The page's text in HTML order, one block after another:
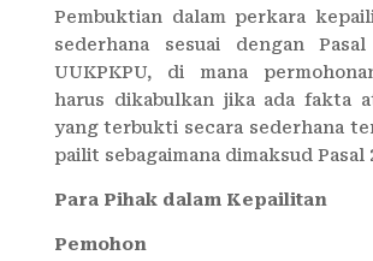
Pembuktian dalam perkara
sederhana sesuai dengan
UUKPKPU, di mana
harus dikabulkan jika ada fakta
yang terbukti secara sederhana
pailit sebagaimana dimaksud Pasal
Para Pihak dalam Kepailitan
Pemohon